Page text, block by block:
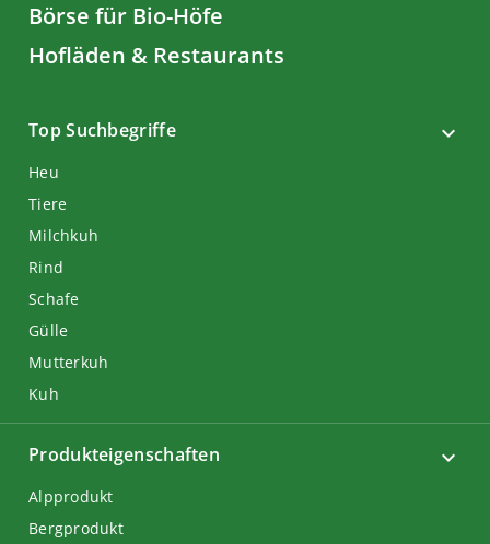
Börse für Bio-Höfe
Hofläden & Restaurants
Top Suchbegriffe
Heu
Tiere
Milchkuh
Rind
Schafe
Gülle
Mutterkuh
Kuh
Produkteigenschaften
Alpprodukt
Bergprodukt